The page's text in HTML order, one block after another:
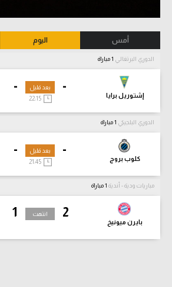
أمس اليوم
الدوري البرتغالي
-
إشتوريل برايا
- بعد قليل
22:15
الدوري البلجيكي
-
كلوب بروج
- بعد قليل
21:45
مباريات ودية - أندية
2
بايرن ميونيخ
1 انتهت